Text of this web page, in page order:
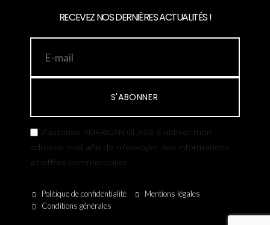
RECEVEZ NOS DERNIÈRES ACTUALITÉS !
S'ABONNER
J’autorise AMERICAN GLASS à utiliser mon
adresse mail afin de m’envoyer des informations
et offres commerciales
Politique de confidentialité
Mentions légales
Conditions générales